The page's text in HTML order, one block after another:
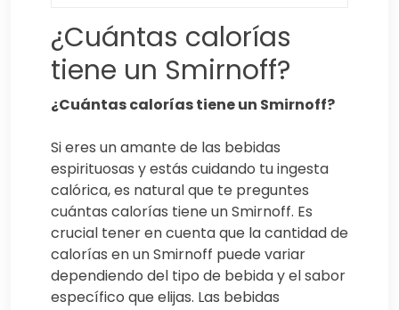
¿Cuántas calorías
tiene un Smirnoff?
¿Cuántas calorías tiene un Smirnoff?
Si eres un amante de las bebidas
espirituosas y estás cuidando tu ingesta
calórica, es natural que te preguntes
cuántas calorías tiene un Smirnoff. Es
crucial tener en cuenta que la cantidad de
calorías en un Smirnoff puede variar
dependiendo del tipo de bebida y el sabor
específico que elijas. Las bebidas